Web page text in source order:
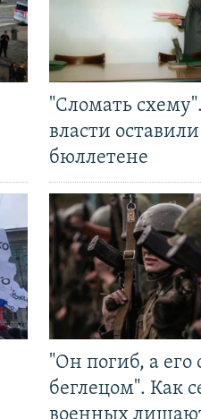
"Сломать
власти
бюллетене
"Он погиб, а его
беглецом". Как